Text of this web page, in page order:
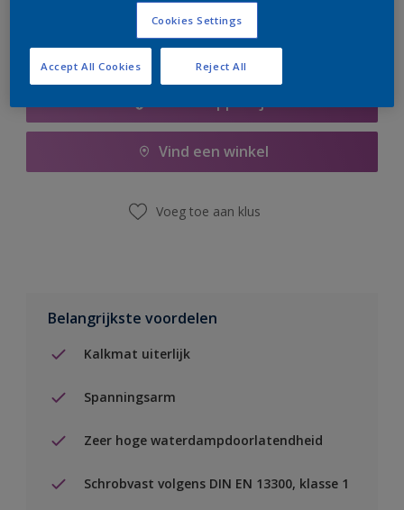
Vind een winkel
Voeg toe aan klus
Belangrijkste voordelen
Kalkmat uiterlijk
Spanningsarm
Zeer hoge waterdampdoorlatendheid
Schrobvast volgens DIN EN 13300, klasse 1
Cookies Settings
Reject All
Accept All Cookies